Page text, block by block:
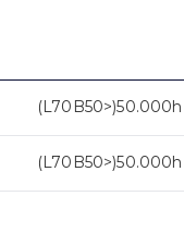
(L70B50>)50.000h
(L70B50>)50.000h